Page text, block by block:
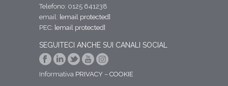
Telefono: 0125 641238
email: [email protected]
PEC: [email protected]
SEGUITECI ANCHE SUI CANALI SOCIAL
Informativa PRIVACY – COOKIE